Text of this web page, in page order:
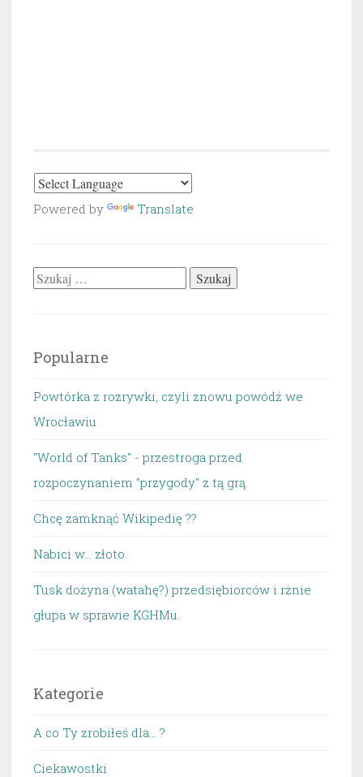
Powered by Translate
Szukaj:
Popularne
Powtórka z rozrywki, czyli znowu powódź we
Wrocławiu
"World of Tanks" - przestroga przed
rozpoczynaniem "przygody" z tą grą.
Chcę zamknąć Wikipedię ??
Nabici w... złoto.
Tusk dożyna (watahę?) przedsiębiorców i rżnie
głupa w sprawie KGHMu.
Kategorie
A co Ty zrobiłeś dla… ?
Ciekawostki